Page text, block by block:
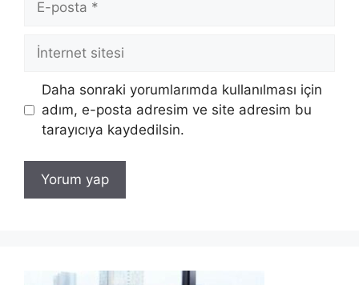
posta
İnternet
Daha sonraki yorumlarımda kullanılması için
adım, e-posta adresim ve site adresim bu
tarayıcıya kaydedilsin.